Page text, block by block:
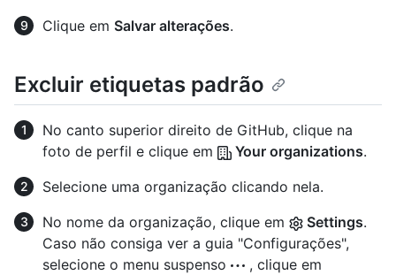
Clique em Salvar alterações.
Excluir etiquetas padrão
No canto superior direito de GitHub, clique na
foto de perfil e clique em
Your organizations.
Selecione uma organização clicando nela.
No nome da organização, clique em
Settings.
Caso não consiga ver a guia "Configurações",
selecione o menu suspenso
, clique em